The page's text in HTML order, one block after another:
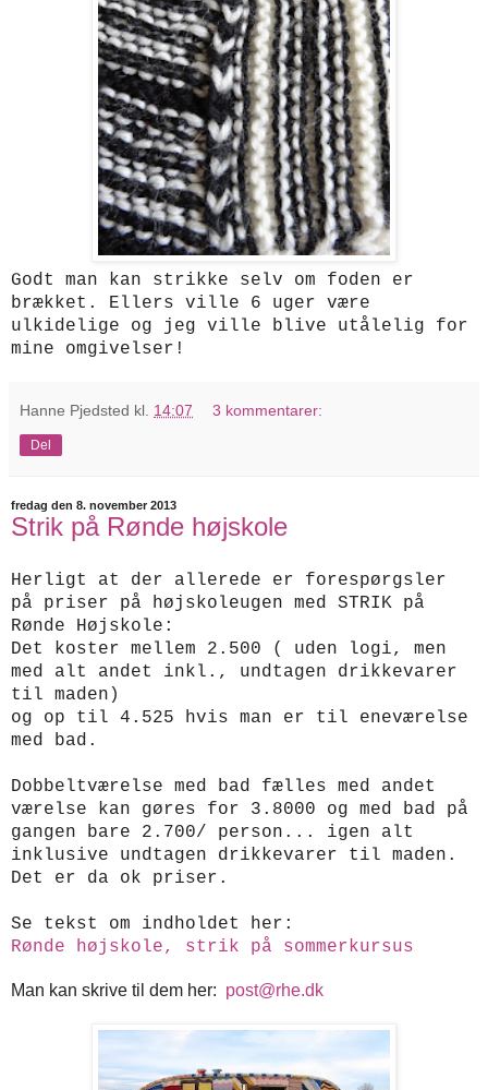
Godt man kan strikke selv om foden er
brækket. Ellers ville 6 uger være
ulkidelige og jeg ville blive utålelig for
mine omgivelser!
Hanne Pjedsted kl. 14:07 3 kommentarer:
Del
fredag den 8. november 2013
Strik på Rønde højskole
Herligt at der allerede er forespørgsler
på priser på højskoleugen med STRIK på
Rønde Højskole:
Det koster mellem 2.500 ( uden logi, men
med alt andet inkl., undtagen drikkevarer
til maden)
og op til 4.525 hvis man er til eneværelse
med bad.
Dobbeltværelse med bad fælles med andet
værelse kan gøres for 3.8000 og med bad på
gangen bare 2.700/ person... igen alt
inklusive undtagen drikkevarer til maden.
Det er da ok priser.
Se tekst om indholdet her:
Rønde højskole, strik på sommerkursus
Man kan skrive til dem her: post@rhe.dk